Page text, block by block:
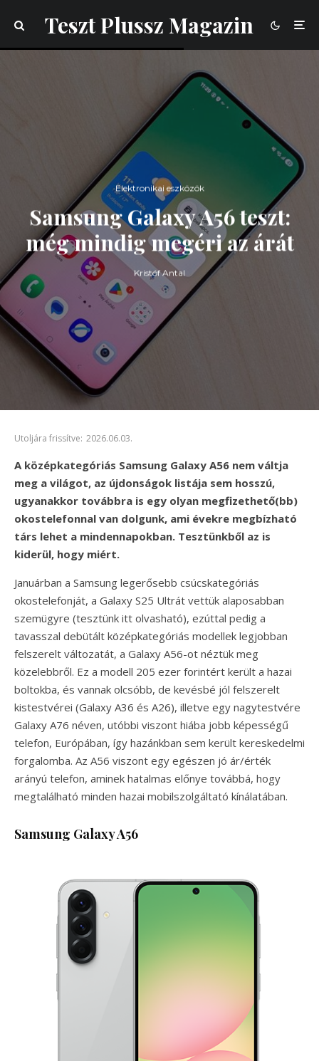
Teszt Plussz Magazin
Elektronikai eszközök
Samsung Galaxy A56 teszt:
még mindig megéri az árát
Kristóf Antal
Utoljára frissítve: 2026.06.03.
A középkategóriás Samsung Galaxy A56 nem váltja
meg a világot, az újdonságok listája sem hosszú,
ugyanakkor továbbra is egy olyan megfizethető(bb)
okostelefonnal van dolgunk, ami évekre megbízható
társ lehet a mindennapokban. Tesztünkből az is
kiderül, hogy miért.
Januárban a Samsung legerősebb csúcskategóriás
okostelefonját, a Galaxy S25 Ultrát vettük alaposabban
szemügyre (tesztünk itt olvasható), ezúttal pedig a
tavasszal debütált középkategóriás modellek legjobban
felszerelt változatát, a Galaxy A56-ot néztük meg
közelebbről. Ez a modell 205 ezer forintért került a hazai
boltokba, és vannak olcsóbb, de kevésbé jól felszerelt
kistestvérei (Galaxy A36 és A26), illetve egy nagytestvére
Galaxy A76 néven, utóbbi viszont hiába jobb képességű
telefon, Európában, így hazánkban sem került kereskedelmi
forgalomba. Az A56 viszont egy egészen jó ár/érték
arányú telefon, aminek hatalmas előnye továbbá, hogy
megtalálható minden hazai mobilszolgáltató kínálatában.
Samsung Galaxy A56